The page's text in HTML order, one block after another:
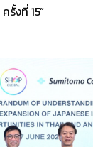
งที่ 15”